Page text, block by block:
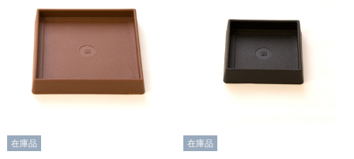
在庫品 在庫品